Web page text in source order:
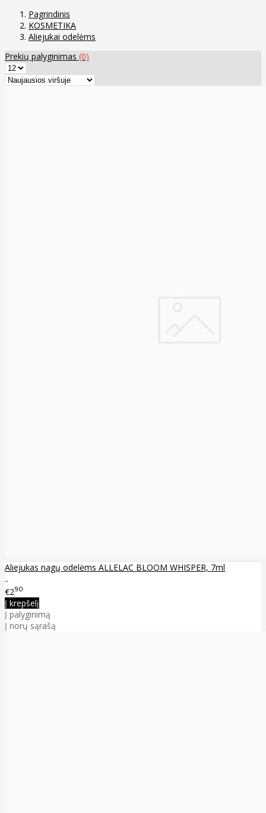
Pagrindinis
KOSMETIKA
Aliejukai odelėms
Prekių palyginimas (0)
Aliejukas nagų odelėms ALLELAC BLOOM WHISPER, 7ml
..
€290
Į krepšelį
Į palyginimą
Į norų sąrašą